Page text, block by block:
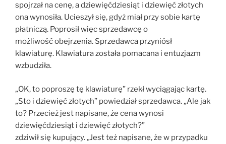
spojrzał na cenę, a dziewięćdziesiąt i dziewięć złotych
ona wynosiła. Ucieszył się, gdyż miał przy sobie kartę
płatniczą. Poprosił więc sprzedawcę o
możliwość obejrzenia. Sprzedawca przyniósł
klawiaturę. Klawiatura została pomacana i entuzjazm
wzbudziła.
„OK, to poproszę tę klawiaturę” rzekł wyciągając kartę.
„Sto i dziewięć złotych” powiedział sprzedawca. „Ale jak
to? Przecież jest napisane, że cena wynosi
dziewięćdziesiąt i dziewięć złotych?”
zdziwił się kupujący. „Jest też napisane, że w przypadku